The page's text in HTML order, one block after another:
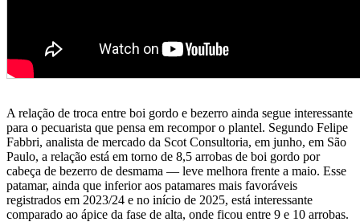
A relação de troca entre boi gordo e bezerro ainda segue interessante
para o pecuarista que pensa em recompor o plantel. Segundo Felipe
Fabbri, analista de mercado da Scot Consultoria, em junho, em São
Paulo, a relação está em torno de 8,5 arrobas de boi gordo por
cabeça de bezerro de desmama — leve melhora frente a maio. Esse
patamar, ainda que inferior aos patamares mais favoráveis
registrados em 2023/24 e no início de 2025, está interessante
comparado ao ápice da fase de alta, onde ficou entre 9 e 10 arrobas.